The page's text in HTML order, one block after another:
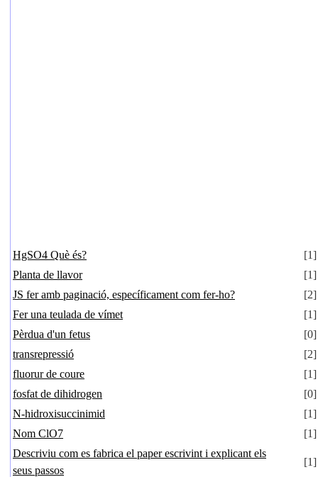
HgSO4 Què és?
[1]
Planta de llavor
[1]
JS fer amb paginació, específicament com fer-ho?
[2]
Fer una teulada de vímet
[1]
Pèrdua d'un fetus
[0]
transrepressió
[2]
fluorur de coure
[1]
fosfat de dihidrogen
[0]
N-hidroxisuccinimid
[1]
Nom ClO7
[1]
Descriviu com es fabrica el paper escrivint i explicant els
seus passos
[1]